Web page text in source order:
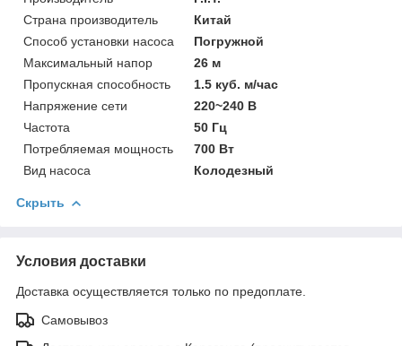
Страна производитель
Китай
Способ установки насоса
Погружной
Максимальный напор
26 м
Пропускная способность
1.5 куб. м/час
Напряжение сети
220~240 В
Частота
50 Гц
Потребляемая мощность
700 Вт
Вид насоса
Колодезный
Скрыть
Условия доставки
Доставка осуществляется только по предоплате.
Самовывоз